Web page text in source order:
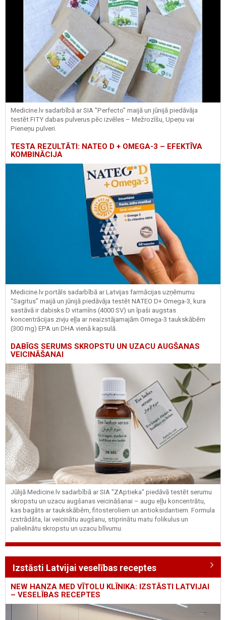
Medicine.lv sadarbībā ar SIA "Perfecto" maijā un jūnijā piedāvāja
testēt FITY dabas pulverus pēc izvēles – Mežrozīšu, Upeņu vai
Pieneņu pulveri.
TESTA REZULTĀTI: NATEO D + OMEGA-3 – EFEKTĪVA
KOMBINĀCIJA
Medicine.lv portāls sadarbībā ar Latvijas farmācijas uzņēmumu
“Sagitus” maijā un jūnijā piedāvāja testēt NATEO D+ Omega-3, kura
sastāvā ir dabisks D vitamīns (4000 SV) un īpaši augstas
koncentrācijas zivju eļļa ar neaizstājamajām Omega-3 taukskābēm
(300 mg) EPA un DHA vienā kapsulā.
DABĪGS SERUMS SKROPSTU UN UZACU AUGŠANAS
VEICINĀŠANAI
Jūlijā Medicine.lv sadarbībā ar SIA "ZAptieka" piedāvā testēt serumu
skropstu un uzacu augšanas veicināšanai – augu eļļu koncentrātu,
kas bagāts ar taukskābēm, fitosteroliem un antioksidantiem. Formula
izstrādāta, lai veicinātu augšanu, stiprinātu matu folikulus un
palielinātu skropstu un uzacu blīvumu.
Izstāsti Latvijai veselības receptes
NEW HANZA MED VĪTOLU KLĪNIKA: IZSTĀSTI LATVIJAI
– VESELĪBAS RECEPTES